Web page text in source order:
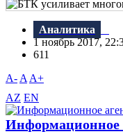
Аналитика
1 ноябрь 2017,
611
A- A A+
AZ EN
Информационное